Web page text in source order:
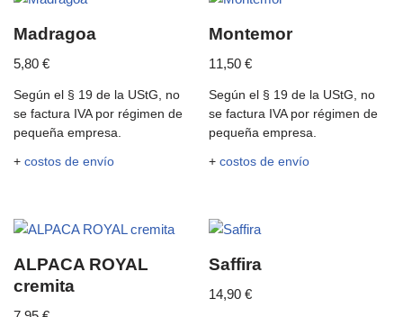
Madragoa
5,80 €
Según el § 19 de la UStG, no
se factura IVA por régimen de
pequeña empresa.
+ costos de envío
Montemor
11,50€
Según el § 19 de la UStG, no
se factura IVA por régimen de
pequeña empresa.
+costos de envío
ALPACA ROYAL
cremita
Saffira
14,90€